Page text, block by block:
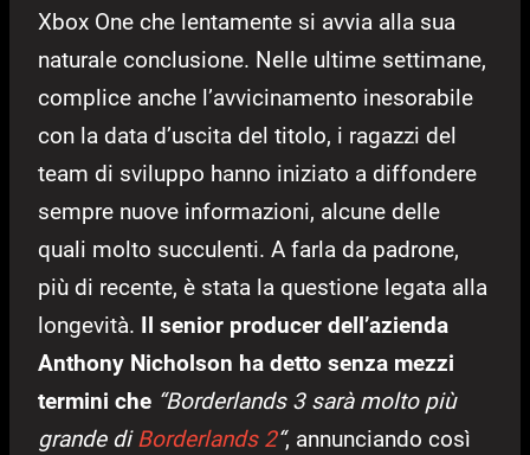
Xbox One che lentamente si avvia alla sua
naturale conclusione. Nelle ultime settimane,
complice anche l’avvicinamento inesorabile
con la data d’uscita del titolo, i ragazzi del
team di sviluppo hanno iniziato a diffondere
sempre nuove informazioni, alcune delle
quali molto succulenti. A farla da padrone,
più di recente, è stata la questione legata alla
longevità. Il senior producer dell’azienda
Anthony Nicholson ha detto senza mezzi
termini che “Borderlands 3 sarà molto più
grande diBorderlands 2“, annunciando così